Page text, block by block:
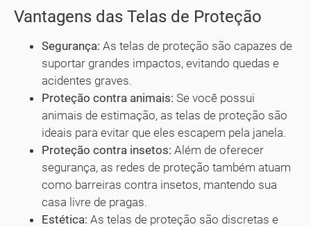
Vantagens das Telas de Proteção
Segurança: As telas de proteção são capazes de
suportar grandes impactos, evitando quedas e
acidentes graves.
Proteção contra animais: Se você possui
animais de estimação, as telas de proteção são
ideais para evitar que eles escapem pela janela.
Proteção contra insetos: Além de oferecer
segurança, as redes de proteção também atuam
como barreiras contra insetos, mantendo sua
casa livre de pragas.
Estética: As telas de proteção são discretas e